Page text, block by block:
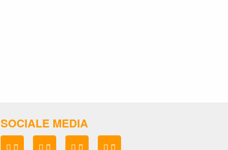
SOCIALE MEDIA